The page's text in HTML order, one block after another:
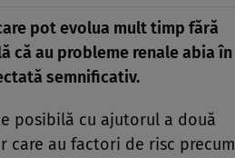
pot evolua mult timp fără
că au probleme renale abia în
semnificativ.
posibilă cu ajutorul a două
care au factori de risc precum